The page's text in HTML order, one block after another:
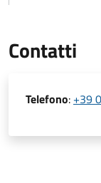
Contatti
Telefono: +39